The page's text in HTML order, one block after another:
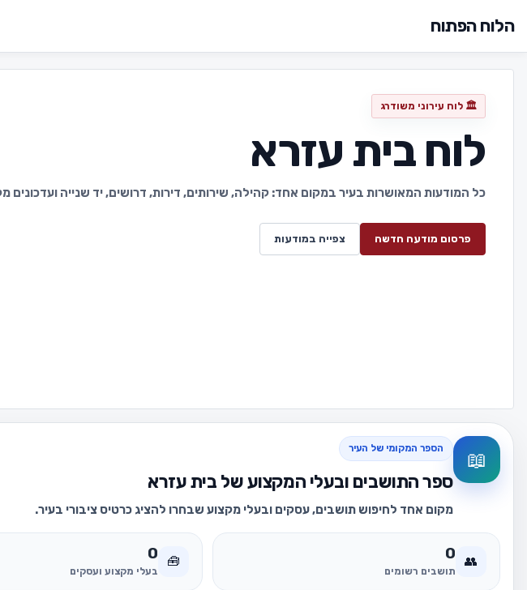
הלוח הפתוח
🏛️ לוח עירוני משודרג
לוח בית עזרא
כל המודעות המאושרות בעיר במקום אחד: קהילה, שירותים, דירות, דרושים, יד שנייה ועדכונים
פרסום מודעה חדשה צפייה במודעות
📖 הספר המקומי של העיר
ספר התושבים ובעלי המקצוע של בית עזרא
מקום אחד לחיפוש תושבים, עסקים ובעלי מקצוע שבחרו להציג כרטיס ציבורי בעיר.
👥
0
תושבים רשומים
🧰
0
בעלי מקצוע ועסקים